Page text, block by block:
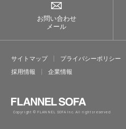
お問い合わせ
メール
サイトマップ プライバシーポリシー
採⽤情報
企業情報
Copyright © FLANNEL SOFA Inc. All rights reserved